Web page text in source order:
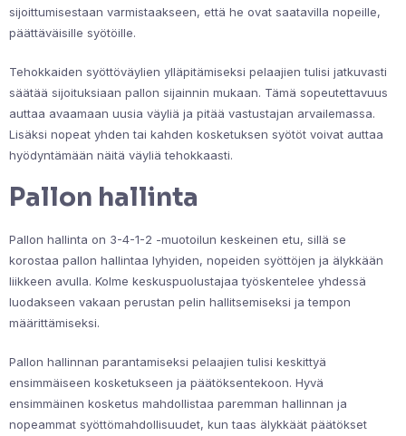
sijoittumisestaan varmistaakseen, että he ovat saatavilla nopeille,
päättäväisille syötöille.
Tehokkaiden syöttöväylien ylläpitämiseksi pelaajien tulisi jatkuvasti
säätää sijoituksiaan pallon sijainnin mukaan. Tämä sopeutettavuus
auttaa avaamaan uusia väyliä ja pitää vastustajan arvailemassa.
Lisäksi nopeat yhden tai kahden kosketuksen syötöt voivat auttaa
hyödyntämään näitä väyliä tehokkaasti.
Pallon hallinta
Pallon hallinta on 3-4-1-2 -muotoilun keskeinen etu, sillä se
korostaa pallon hallintaa lyhyiden, nopeiden syöttöjen ja älykkään
liikkeen avulla. Kolme keskuspuolustajaa työskentelee yhdessä
luodakseen vakaan perustan pelin hallitsemiseksi ja tempon
määrittämiseksi.
Pallon hallinnan parantamiseksi pelaajien tulisi keskittyä
ensimmäiseen kosketukseen ja päätöksentekoon. Hyvä
ensimmäinen kosketus mahdollistaa paremman hallinnan ja
nopeammat syöttömahdollisuudet, kun taas älykkäät päätökset